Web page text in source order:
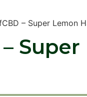
– Super Lemon